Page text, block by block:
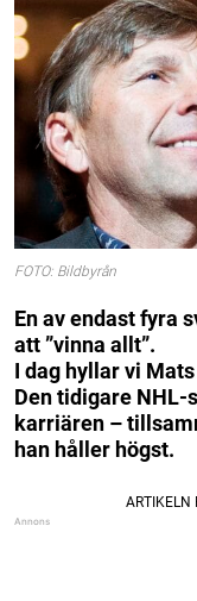
FOTO: Bildbyrån
En av endast fyra
att ”vinna allt”.
I dag hyllar vi
Den tidigare
karriären –
han håller högst.